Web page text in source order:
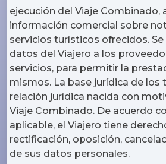
ejecución del Viaje Combinado,
información comercial sobre
servicios turísticos ofrecidos.
datos del Viajero a los
servicios, para permitir la
mismos. La base jurídica de los
relación jurídica nacida con
Viaje Combinado. De acuerdo
aplicable, el Viajero tiene
rectificación, oposición,
de sus datos personales.